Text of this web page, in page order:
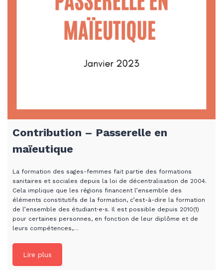
Contribution – Passerelle en
maïeutique
La formation des sages-femmes fait partie des formations
sanitaires et sociales depuis la loi de décentralisation de 2004.
Cela implique que les régions financent l’ensemble des
éléments constitutifs de la formation, c’est-à-dire la formation
de l’ensemble des étudiant⋅e⋅s. Il est possible depuis 2010(1)
pour certaines personnes, en fonction de leur diplôme et de
leurs compétences,…
Lire plus